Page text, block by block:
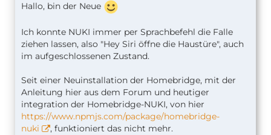
Hallo, bin der Neue
Ich konnte NUKI immer per Sprachbefehl die Falle
ziehen lassen, also "Hey Siri öffne die Haustüre", auch
im aufgeschlossenen Zustand.
Seit einer Neuinstallation der Homebridge, mit der
Anleitung hier aus dem Forum und heutiger
integration der Homebridge-NUKI, von hier
https://www.npmjs.com/package/homebridge-
nuki
, funktioniert das nicht mehr.